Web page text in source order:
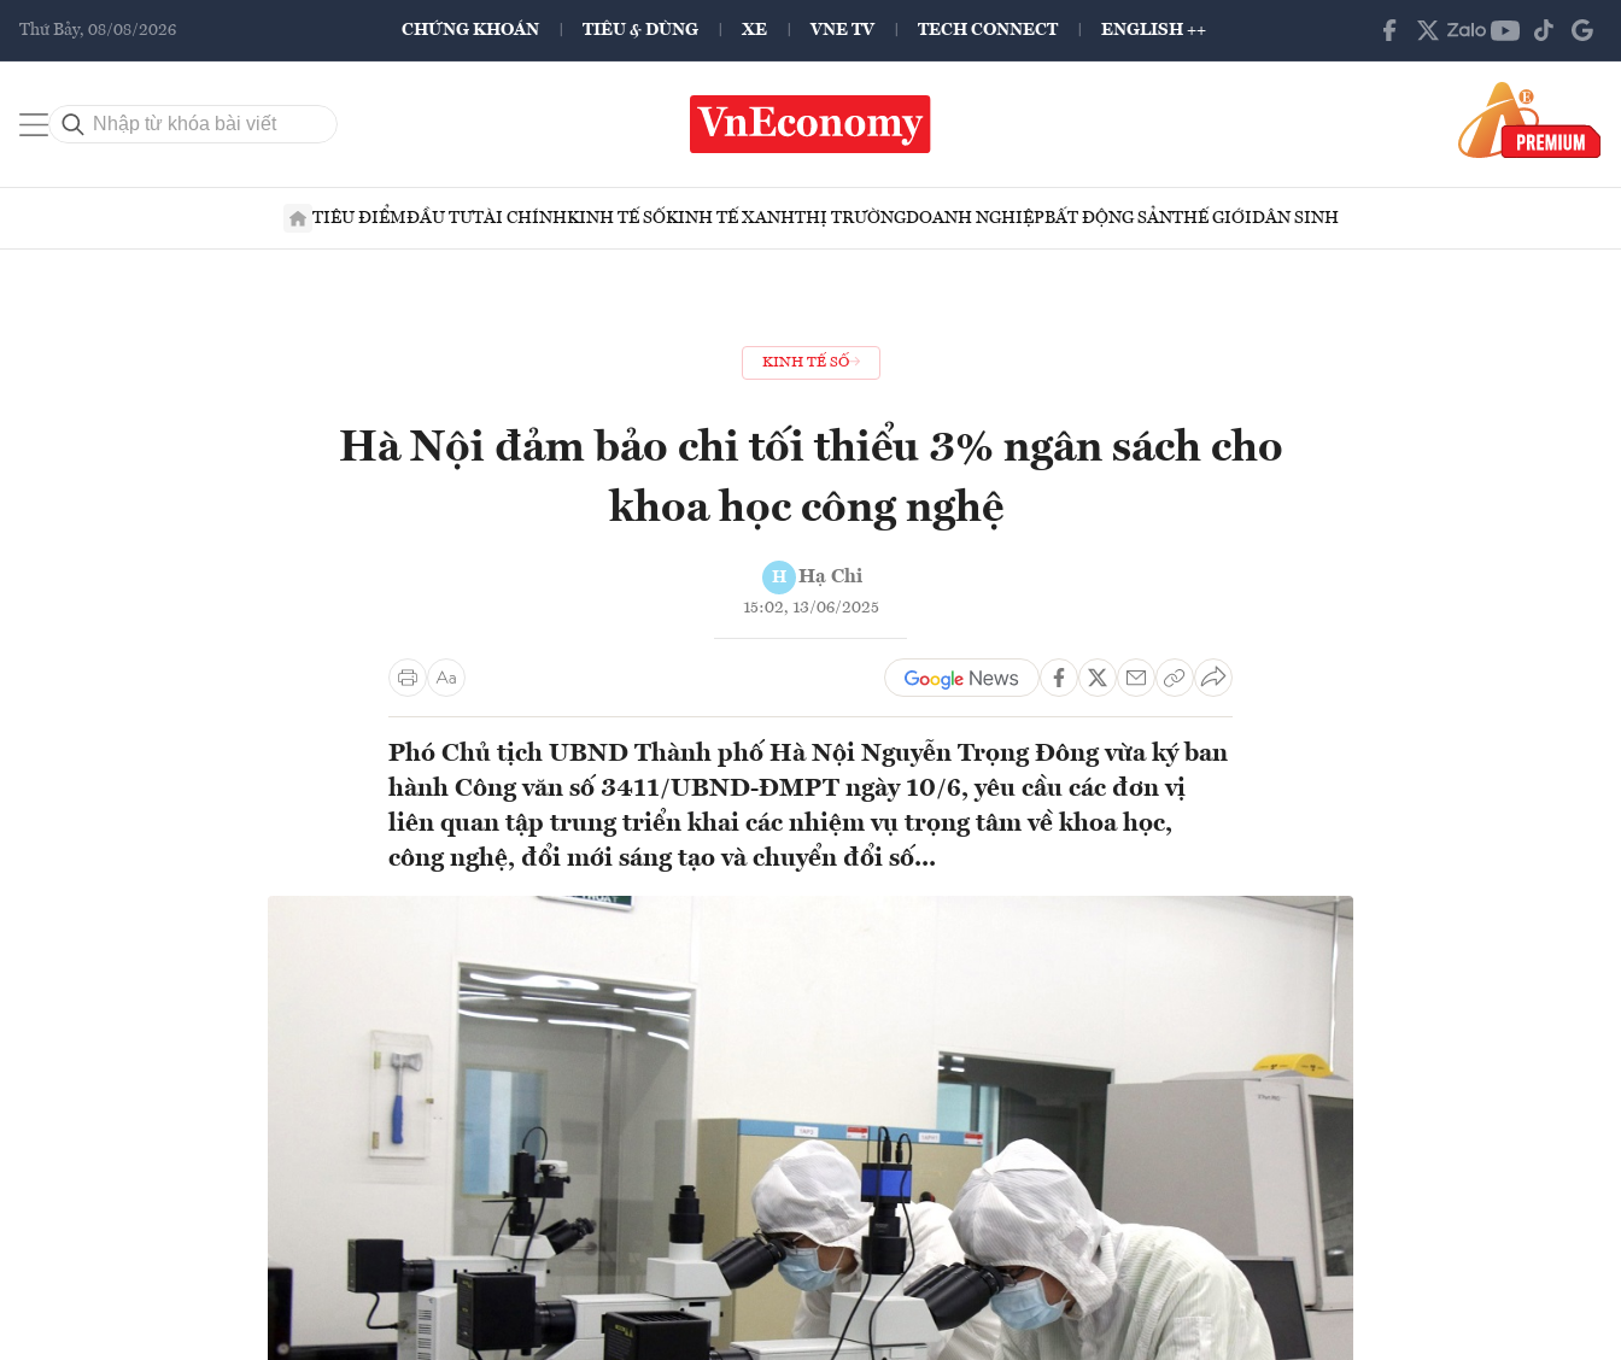
Thứ Bảy, 08/08/2026 CHỨNG KHOÁN TIÊU & DÙNG XE VNE TV TECH CONNECT ENGLISH ++
TIÊU ĐIỂMĐẦU TƯTÀI CHÍNHKINH TẾ SỐKINH TẾ XANHTHỊ TRƯỜNGDOANH NGHIỆPBẤT ĐỘNG SẢNTHẾ GIỚIDÂN SINH
KINH TẾ SỐ
Hà Nội đảm bảo chi tối thiểu 3% ngân sách cho
khoa học công nghệ
H Hạ Chi
15:02, 13/06/2025
Phó Chủ tịch UBND Thành phố Hà Nội Nguyễn Trọng Đông vừa ký ban
hành Công văn số 3411/UBND-ĐMPT ngày 10/6, yêu cầu các đơn vị
liên quan tập trung triển khai các nhiệm vụ trọng tâm về khoa học,
công nghệ, đổi mới sáng tạo và chuyển đổi số...